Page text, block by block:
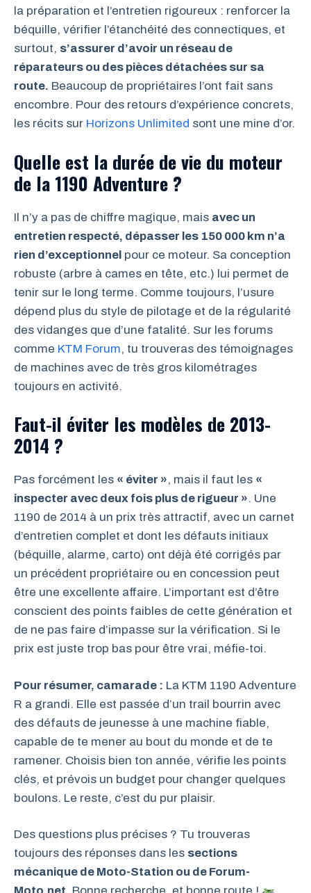
la préparation et l’entretien rigoureux : renforcer la
béquille, vérifier l’étanchéité des connectiques, et
surtout, s’assurer d’avoir un réseau de
réparateurs ou des pièces détachées sur sa
route. Beaucoup de propriétaires l’ont fait sans
encombre. Pour des retours d’expérience concrets,
les récits sur Horizons Unlimited sont une mine d’or.
Quelle est la durée de vie du moteur
de la 1190 Adventure ?
Il n’y a pas de chiffre magique, mais avec un
entretien respecté, dépasser les 150 000 km n’a
rien d’exceptionnel pour ce moteur. Sa conception
robuste (arbre à cames en tête, etc.) lui permet de
tenir sur le long terme. Comme toujours, l’usure
dépend plus du style de pilotage et de la régularité
des vidanges que d’une fatalité. Sur les forums
comme KTM Forum, tu trouveras des témoignages
de machines avec de très gros kilométrages
toujours en activité.
Faut-il éviter les modèles de 2013-
2014 ?
Pas forcément les « éviter », mais il faut les «
inspecter avec deux fois plus de rigueur ». Une
1190 de 2014 à un prix très attractif, avec un carnet
d’entretien complet et dont les défauts initiaux
(béquille, alarme, carto) ont déjà été corrigés par
un précédent propriétaire ou en concession peut
être une excellente affaire. L’important est d’être
conscient des points faibles de cette génération et
de ne pas faire d’impasse sur la vérification. Si le
prix est juste trop bas pour être vrai, méfie-toi.
Pour résumer, camarade : La KTM 1190 Adventure
R a grandi. Elle est passée d’un trail bourrin avec
des défauts de jeunesse à une machine fiable,
capable de te mener au bout du monde et de te
ramener. Choisis bien ton année, vérifie les points
clés, et prévois un budget pour changer quelques
boulons. Le reste, c’est du pur plaisir.
Des questions plus précises ? Tu trouveras
toujours des réponses dans les sections
mécanique de Moto-Station ou de Forum-